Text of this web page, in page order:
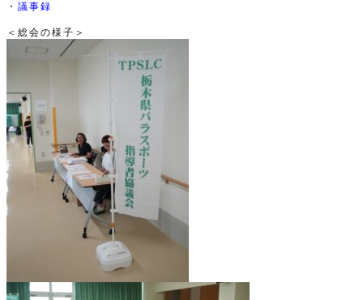
・ 議事録
＜総会の様子＞